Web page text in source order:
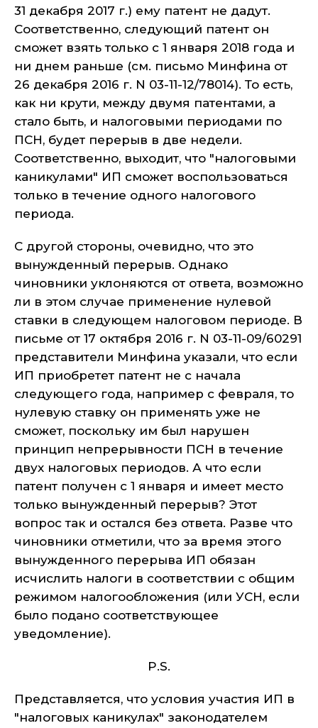
31 декабря 2017 г.) ему патент не дадут.
Соответственно, следующий патент он
сможет взять только с 1 января 2018 года и
ни днем раньше (см. письмо Минфина от
26 декабря 2016 г. N 03-11-12/78014). То есть,
как ни крути, между двумя патентами, а
стало быть, и налоговыми периодами по
ПСН, будет перерыв в две недели.
Соответственно, выходит, что "налоговыми
каникулами" ИП сможет воспользоваться
только в течение одного налогового
периода.
С другой стороны, очевидно, что это
вынужденный перерыв. Однако
чиновники уклоняются от ответа, возможно
ли в этом случае применение нулевой
ставки в следующем налоговом периоде. В
письме от 17 октября 2016 г. N 03-11-09/60291
представители Минфина указали, что если
ИП приобретет патент не с начала
следующего года, например с февраля, то
нулевую ставку он применять уже не
сможет, поскольку им был нарушен
принцип непрерывности ПСН в течение
двух налоговых периодов. А что если
патент получен с 1 января и имеет место
только вынужденный перерыв? Этот
вопрос так и остался без ответа. Разве что
чиновники отметили, что за время этого
вынужденного перерыва ИП обязан
исчислить налоги в соответствии с общим
режимом налогообложения (или УСН, если
было подано соответствующее
уведомление).
P.S.
Представляется, что условия участия ИП в
"налоговых каникулах" законодателем